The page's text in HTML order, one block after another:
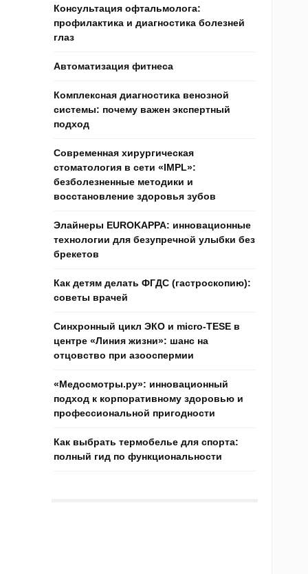
Консультация офтальмолога:
профилактика и диагностика болезней
глаз
Автоматизация фитнеса
Комплексная диагностика венозной
системы: почему важен экспертный
подход
Современная хирургическая
стоматология в сети «IMPL»:
безболезненные методики и
восстановление здоровья зубов
Элайнеры EUROKAPPA: инновационные
технологии для безупречной улыбки без
брекетов
Как детям делать ФГДС (гастроскопию):
советы врачей
Синхронный цикл ЭКО и micro-TESE в
центре «Линия жизни»: шанс на
отцовство при азооспермии
«Медосмотры.ру»: инновационный
подход к корпоративному здоровью и
профессиональной пригодности
Как выбрать термобелье для спорта:
полный гид по функциональности